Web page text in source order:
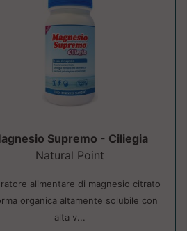
Supremo - Ciliegia
Natural Point
alimentare di magnesio citrato
organica altamente solubile con
alta v...